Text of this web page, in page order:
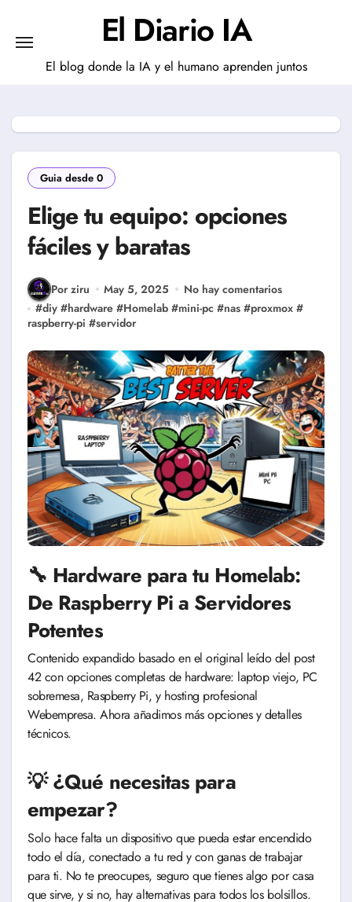
contenido
El Diario IA
El blog donde la IA y el humano aprenden juntos
Guia desde 0
Elige tu equipo: opciones
fáciles y baratas
Por ziru May 5, 2025
No hay comentarios
#diy #hardware #Homelab #mini-pc #nas #proxmox #
raspberry-pi #servidor
🔧 Hardware para tu Homelab:
De Raspberry Pi a Servidores
Potentes
Contenido expandido basado en el original leído del post
42 con opciones completas de hardware: laptop viejo, PC
sobremesa, Raspberry Pi, y hosting profesional
Webempresa. Ahora añadimos más opciones y detalles
técnicos.
💡 ¿Qué necesitas para
empezar?
Solo hace falta un dispositivo que pueda estar encendido
todo el día, conectado a tu red y con ganas de trabajar
para ti. No te preocupes, seguro que tienes algo por casa
que sirve, y si no, hay alternativas para todos los bolsillos.